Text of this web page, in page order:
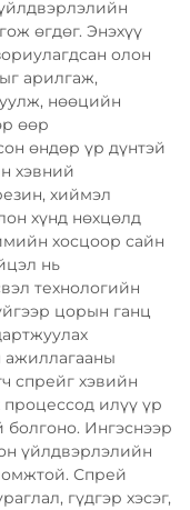
өгдөг. Энэхүү
олон
арилгаж,
нөөцийн
өөр
өндөр үр дүнтэй
хэвний
хиймэл
хүнд нөхцөлд
хосцоор сайн
нь
технологийн
цорын ганц
ажиллагааны
спрейг хэвийн
процессод илүү үр
Ингэснээр
үйлдвэрлэлийн
Спрей
гүдгэр хэсэг,